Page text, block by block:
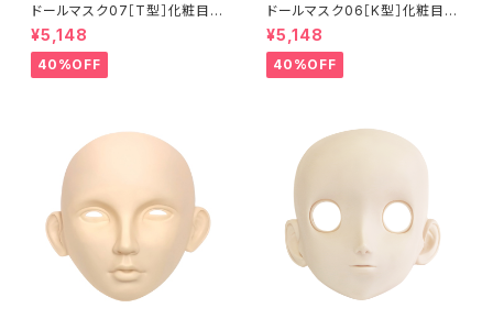
ドールマスク07［T型］化粧目穴
処理済 MASK07 [DOLL T] O
pening eye hole and make
up
¥5,148
40%OFF
ドールマスク06［K型］化粧目穴
処理 MASK06 [DOLL K] Op
ening eye hole and make
up
¥5,148
40%OFF